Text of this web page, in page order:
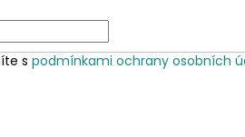
s podmínkami ochrany osobních